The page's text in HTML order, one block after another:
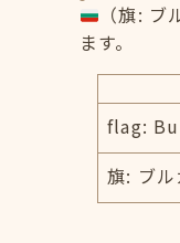
（旗:
ます。
flag:
旗: ブル